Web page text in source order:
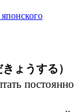
ょうする）
постоянно